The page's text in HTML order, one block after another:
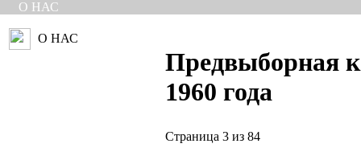
О НАС
О НАС
Предвыборная
1960 года
Страница 3 из 84